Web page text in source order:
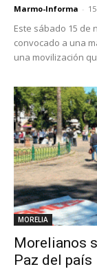
Marmo-Informa -
Este sábado 15 de
convocado a una
una movilización
MORELIA
Morelianos
Paz del país